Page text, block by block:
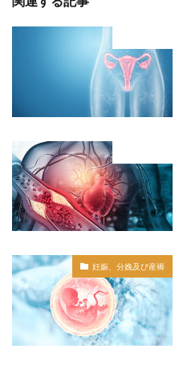
妊娠、分娩及び産褥